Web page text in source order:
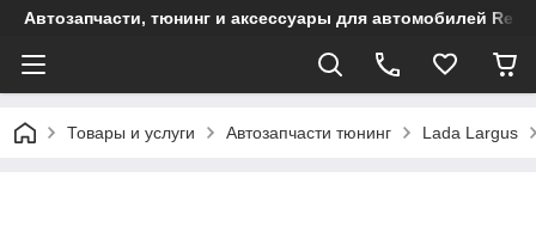
Автозапчасти, тюнинг и аксессуары для автомобилей
Товары и услуги Автозапчасти тюнинг Lada Largus